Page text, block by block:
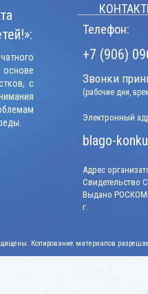
с
Телефон:
+7 (906)
Звонки
(рабочие дни,
Электронный
blago-
Адрес
Свидетельство
Выдано
г.
Копирование материалов